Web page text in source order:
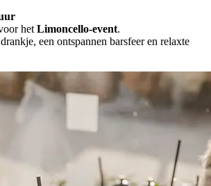
hetLimoncello‑event.
een ontspannen barsfeer en relaxte